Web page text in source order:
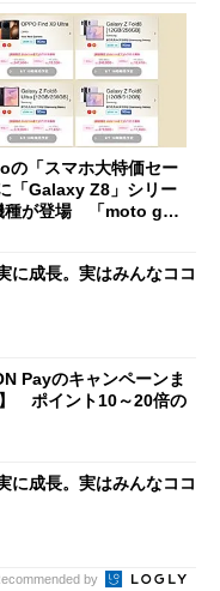
の「スマホ大特価セー
「Galaxy Z8」シリー
種が登場 「moto g37
に成長。実はみんなココ
Payのキャンペーンま
ポイント10～20倍の
に成長。実はみんなココ
by